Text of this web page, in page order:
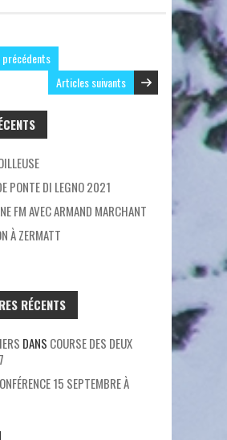
Articles suivants
PONTE DI LEGNO 2021
FM AVEC ARMAND MARCHANT
À ZERMATT
RÉCENTS
DANS COURSE DES DEUX
15 SEPTEMBRE À